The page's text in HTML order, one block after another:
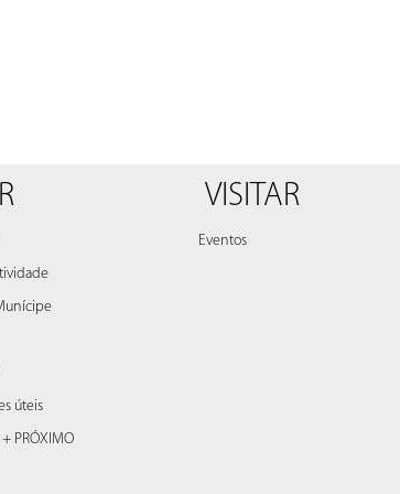
úteis
PRÓXIMO
VISITAR
Eventos